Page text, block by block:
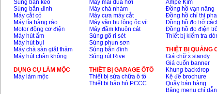
Day cap han Samwon
Korea
Price:105000
May han que dien tu
Jasic ZX7 200E
Price:2800000VND
Súng bắn keo
Súng bắn đinh
Máy cắt cỏ
Máy tỉa hàng rào
Motor động cơ điện
Máy hút ẩm
Máy hút bụi
Máy chà sàn giặt thảm
Máy hút chân không
DỤNG CỤ LÀM MỘC
Máy làm mộc
Máy mài dũa hơi
Máy chà nhám
Máy cưa máy cắt
Máy vặn bu lông ốc vít
Máy đầm khuôn cát
Súng gõ rỉ sét
Súng phun sơn
Súng bắn đinh
Súng rút Rive
THIÊT BỊ GARAGE ÔTÔ
Thiết bị sửa chữa ô tô
Thiết bị bảo hộ PCCC
Ampe Kìm
Đồng hồ vạn năng
Đồng hồ chỉ thị pha
Đồng hồ đo trở
Đồng hồ đo điện
Thiết bị kiểm tra
THIỆT BỊ QUẢNG
Giá chữ x standy
Giá cuốn banner
Khung backdrop
Kệ để brochure
Quầy bán hàng
Bảng menu chỉ dẫn